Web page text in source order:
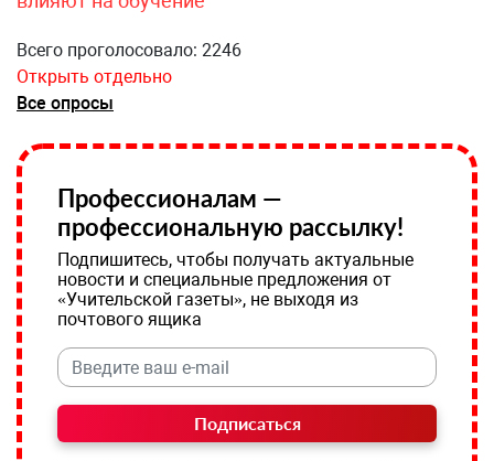
Всего проголосовало: 2246
Открыть отдельно
Все опросы
Профессионалам —
профессиональную рассылку!
Подпишитесь, чтобы получать актуальные
новости и специальные предложения от
«Учительской газеты», не выходя из
почтового ящика
Подписаться